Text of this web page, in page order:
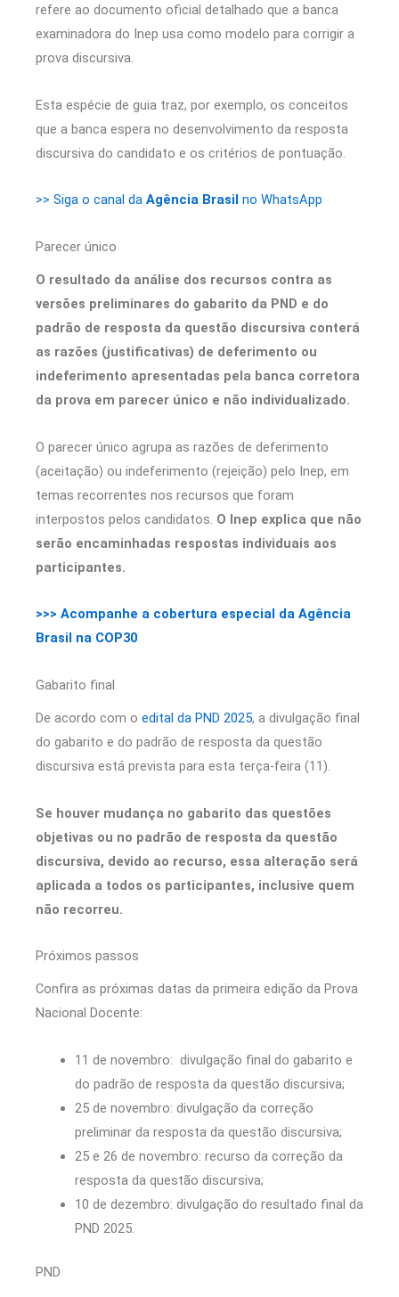
refere ao documento oficial detalhado que a banca
examinadora do Inep usa como modelo para corrigir a
prova discursiva.
Esta espécie de guia traz, por exemplo, os conceitos
que a banca espera no desenvolvimento da resposta
discursiva do candidato e os critérios de pontuação.
>> Siga o canal da Agência Brasil no WhatsApp
Parecer único
O resultado da análise dos recursos contra as
versões preliminares do gabarito da PND e do
padrão de resposta da questão discursiva conterá
as razões (justificativas) de deferimento ou
indeferimento apresentadas pela banca corretora
da prova em parecer único e não individualizado.
O parecer único agrupa as razões de deferimento
(aceitação) ou indeferimento (rejeição) pelo Inep, em
temas recorrentes nos recursos que foram
interpostos pelos candidatos. O Inep explica que não
serão encaminhadas respostas individuais aos
participantes.
>>> Acompanhe a cobertura especial da Agência
Brasil na COP30
Gabarito final
De acordo com o edital da PND 2025, a divulgação final
do gabarito e do padrão de resposta da questão
discursiva está prevista para esta terça-feira (11).
Se houver mudança no gabarito das questões
objetivas ou no padrão de resposta da questão
discursiva, devido ao recurso, essa alteração será
aplicada a todos os participantes, inclusive quem
não recorreu.
Próximos passos
Confira as próximas datas da primeira edição da Prova
Nacional Docente:
11 de novembro: divulgação final do gabarito e
do padrão de resposta da questão discursiva;
25 de novembro: divulgação da correção
preliminar da resposta da questão discursiva;
25 e 26 de novembro: recurso da correção da
resposta da questão discursiva;
10 de dezembro: divulgação do resultado final da
PND 2025.
PND